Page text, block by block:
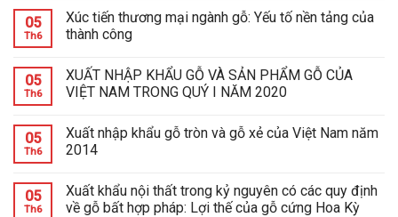
05
Th6
Xúc tiến thương mại ngành gỗ: Yếu tố nền tảng của
thành công
05
Th6
XUẤT NHẬP KHẨU GỖ VÀ SẢN PHẨM GỖ CỦA
VIỆT NAM TRONG QUÝ I NĂM 2020
05
Th6
Xuất nhập khẩu gỗ tròn và gỗ xẻ của Việt Nam năm
2014
05
Th6
Xuất khẩu nội thất trong kỷ nguyên có các quy định
về gỗ bất hợp pháp: Lợi thế của gỗ cứng Hoa Kỳ